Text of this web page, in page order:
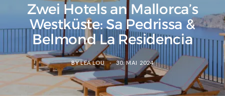
Zwei Hotels an Mallorca’s
Westküste: Sa Pedrissa &
Belmond La Residencia
BY LEA LOU 30. MAI 2024